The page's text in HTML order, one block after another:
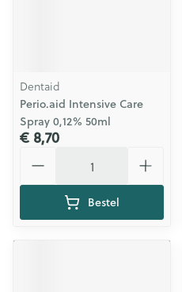
Dentaid
Perio.aid Intensive Care
Spray 0,12% 50ml
€ 8,70
Bestel